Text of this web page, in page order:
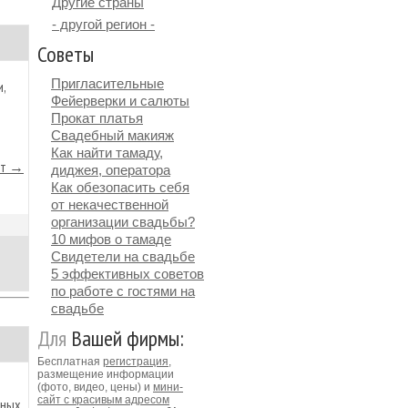
→
- другой регион -
Советы
Пригласительные
Фейерверки и салюты
Прокат платья
Свадебный макияж
Как найти тамаду,
диджея, оператора
Как обезопасить себя
от некачественной
организации свадьбы?
10 мифов о тамаде
Свидетели на свадьбе
5 эффективных советов
по работе с гостями на
свадьбе
Для Вашей фирмы:
Бесплатная регистрация,
размещение информации
(фото, видео, цены) и мини-
сайт с красивым адресом